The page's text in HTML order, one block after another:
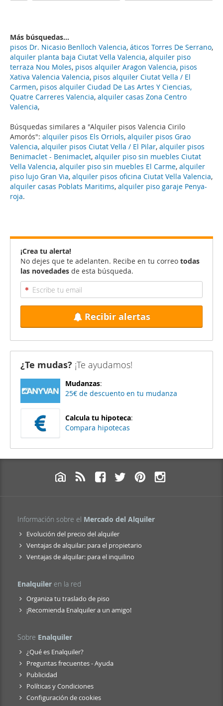
Búsquedas similares a "Alquiler pisos Valencia Cirilo
Amorós": alquiler pisos Els Orriols, alquiler pisos Grao
Valencia, alquiler pisos Ciutat Vella / El Pilar, alquiler pisos
Benimaclet - Benimaclet, alquiler piso sin muebles Ciutat
Vella Valencia, alquiler piso sin muebles El Carme, alquiler
piso lujo Gran Via, alquiler pisos oficina Ciutat Vella Valencia,
alquiler casas Poblats Maritims, alquiler piso garaje Penya-
roja.
Más búsquedas...
pisos Dr. Nicasio Benlloch Valencia, áticos Torres De Serrano,
alquiler planta baja Ciutat Vella Valencia, alquiler piso
terraza Nou Moles, pisos alquiler Aragon Valencia, pisos
Xativa Valencia Valencia, pisos alquiler Ciutat Vella / El
Carmen, pisos alquiler Ciudad De Las Artes Y Ciencias,
Quatre Carreres Valencia, alquiler casas Zona Centro
Valencia,
¡Crea tu alerta!
No dejes que te adelanten. Recibe en tu correo todas
las novedades de esta búsqueda.
Recibir alertas
¿Te mudas? ¡Te ayudamos!
Mudanzas:
25€ de descuento en tu mudanza
Calcula tu hipoteca:
Compara hipotecas
Información sobre el Mercado del Alquiler
Evolución del precio del alquiler
Ventajas de alquilar: para el propietario
Ventajas de alquilar: para el inquilino
Enalquiler en la red
Organiza tu traslado de piso
¡Recomienda Enalquiler a un amigo!
Sobre Enalquiler
¿Qué es Enalquiler?
Preguntas frecuentes - Ayuda
Publicidad
Políticas y Condiciones
Configuración de cookies